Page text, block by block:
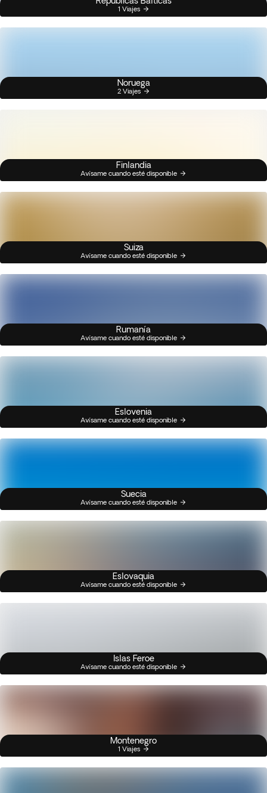
1 Viajes
Noruega
2 Viajes
Finlandia
Avísame cuando esté disponible
Suiza
Avísame cuando esté disponible
Rumanía
Avísame cuando esté disponible
Eslovenia
Avísame cuando esté disponible
Suecia
Avísame cuando esté disponible
Eslovaquia
Avísame cuando esté disponible
Islas Feroe
Avísame cuando esté disponible
Montenegro
1 Viajes